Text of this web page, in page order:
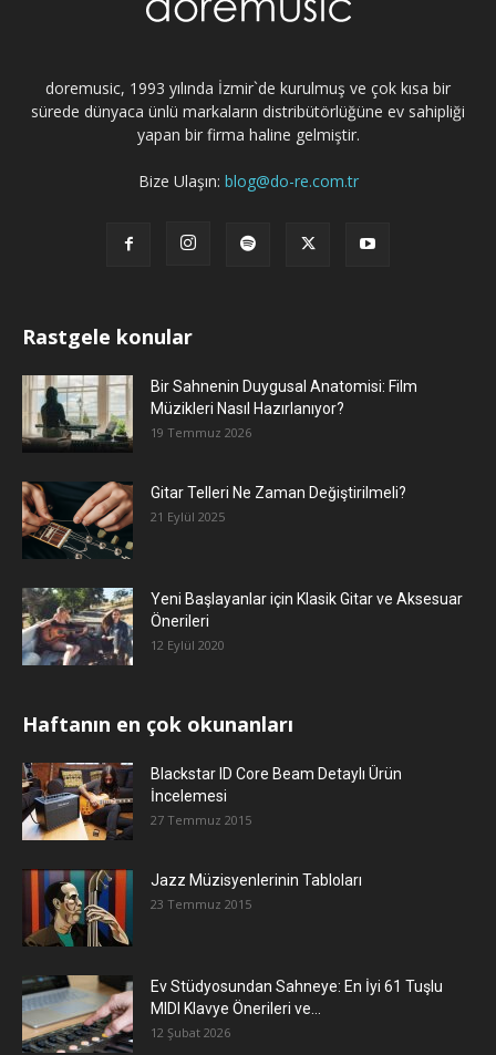
doremusic, 1993 yılında İzmir`de kurulmuş ve çok kısa bir
sürede dünyaca ünlü markaların distribütörlüğüne ev sahipliği
yapan bir firma haline gelmiştir.
Bize Ulaşın: blog@do-re.com.tr
Rastgele konular
Bir Sahnenin Duygusal Anatomisi: Film
Müzikleri Nasıl Hazırlanıyor?
19 Temmuz 2026
Gitar Telleri Ne Zaman Değiştirilmeli?
21 Eylül 2025
Yeni Başlayanlar için Klasik Gitar ve Aksesuar
Önerileri
12 Eylül 2020
Haftanın en çok okunanları
Blackstar ID Core Beam Detaylı Ürün
İncelemesi
27 Temmuz 2015
Jazz Müzisyenlerinin Tabloları
23 Temmuz 2015
Ev Stüdyosundan Sahneye: En İyi 61 Tuşlu
MIDI Klavye Önerileri ve...
12 Şubat 2026